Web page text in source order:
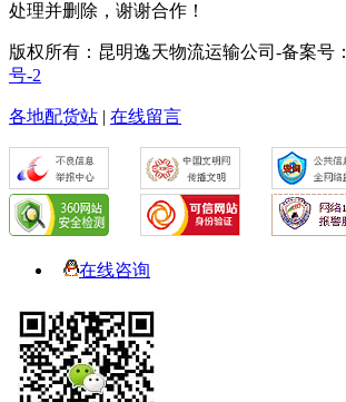
处理并删除，谢谢合作！
版权所有：昆明逸天物流运输公司-备案号：
号-2
各地配货站 | 在线留言
在线咨询